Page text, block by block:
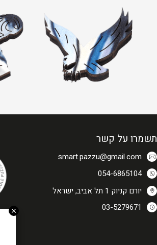
תשמרו על קשר
smart.pazzu@gmail.com
054-6865104
יורם קניוק 1 תל אביב, ישראל
03-5279671